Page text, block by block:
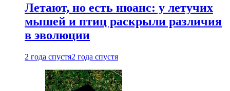
Летают, но есть нюанс: у летучих
мышей и птиц раскрыли различия
в эволюции
2 года спустя2 года спустя